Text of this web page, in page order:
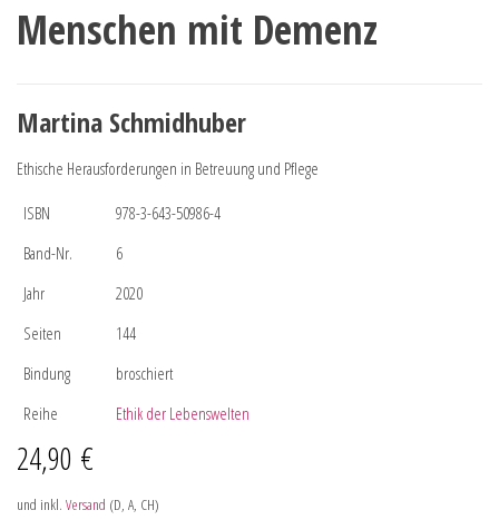
Menschen mit Demenz
Martina Schmidhuber
Ethische Herausforderungen in Betreuung und Pflege
ISBN
978-3-643-50986-4
Band-Nr.
6
Jahr
2020
Seiten
144
Bindung
broschiert
Reihe
Ethik der Lebenswelten
24,90 €
und inkl. Versand (D, A, CH)